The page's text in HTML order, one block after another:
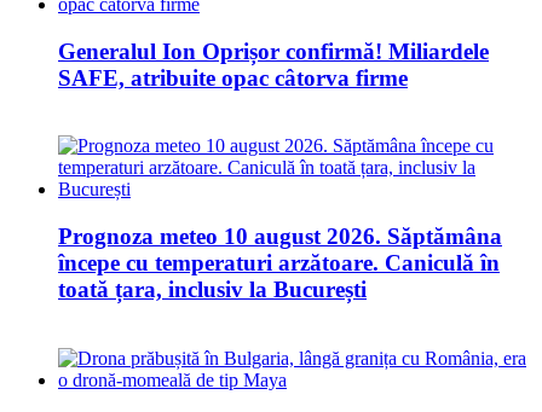
Generalul Ion Oprișor confirmă! Miliardele
SAFE, atribuite opac câtorva firme
Prognoza meteo 10 august 2026. Săptămâna
începe cu temperaturi arzătoare. Caniculă în
toată țara, inclusiv la București